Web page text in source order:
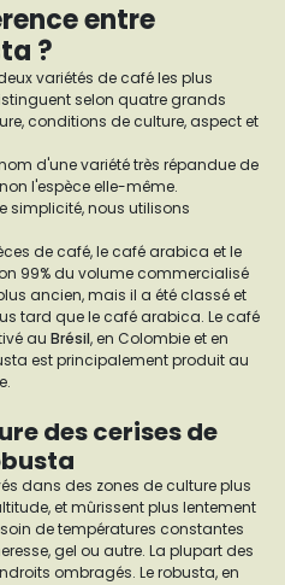
entre
?
variétés de café les plus
selon quatre grands
conditions de culture, aspect et
d'une variété très répandue de
l'espèce elle-même.
simplicité, nous utilisons
de café, le café arabica et le
99% du volume commercialisé
ancien, mais il a été classé et
tard que le café arabica. Le café
au Brésil, en Colombie et en
est principalement produit au
des cerises de
dans des zones de culture plus
et mûrissent plus lentement
de températures constantes
gel ou autre. La plupart des
ombragés. Le robusta, en